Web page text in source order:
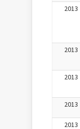
2013
2013
2013
2013
2013